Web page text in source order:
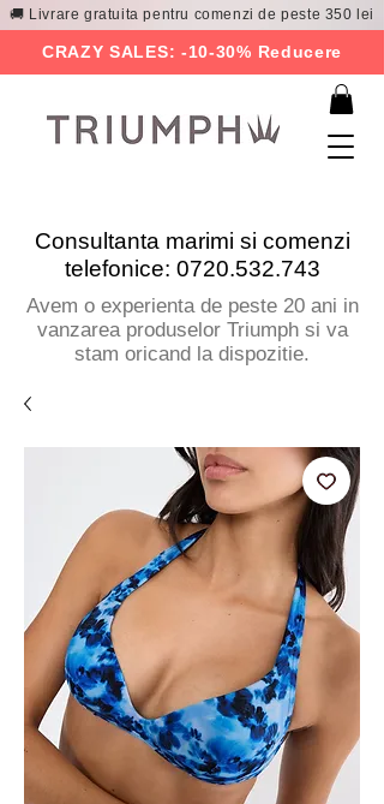
🚚 Livrare gratuita pentru comenzi de peste 350 lei
CRAZY SALES: -10-30% Reducere
Consultanta marimi si comenzi
telefonice: 0720.532.743
Avem o experienta de peste 20 ani in
vanzarea produselor Triumph si va
stam oricand la dispozitie.